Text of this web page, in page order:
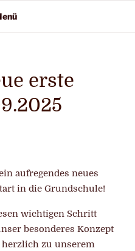
erste
aufregendes neues
in die Grundschule!
wichtigen Schritt
besonderes Konzept
zu unserem